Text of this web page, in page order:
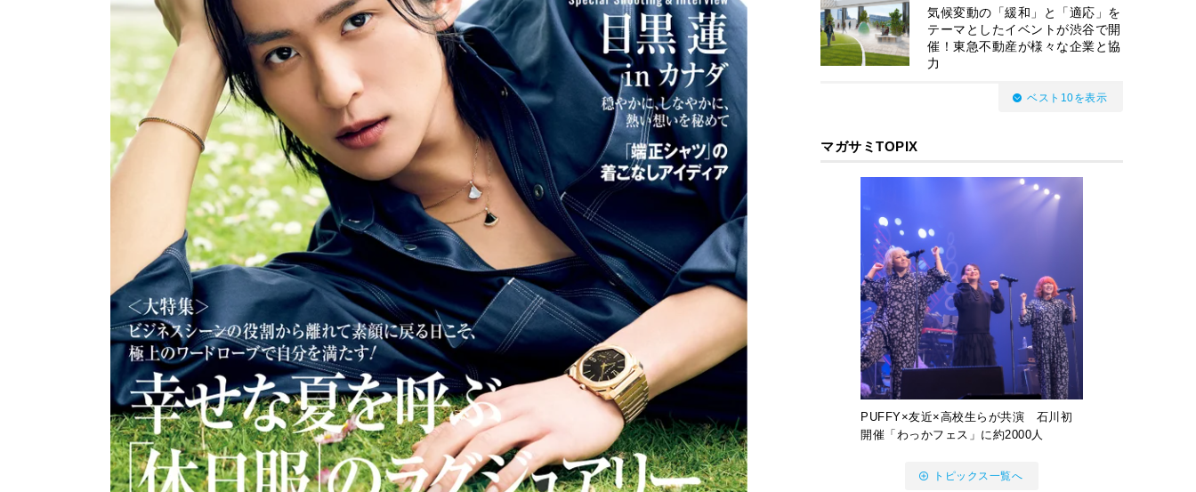
気候変動の「緩和」と「適応」を
テーマとしたイベントが渋谷で開
催！東急不動産が様々な企業と協
力
ベスト10を表示
マガサミTOPIX
PUFFY×友近×高校生らが共演 石川初
開催「わっかフェス」に約2000人
トピックス一覧へ